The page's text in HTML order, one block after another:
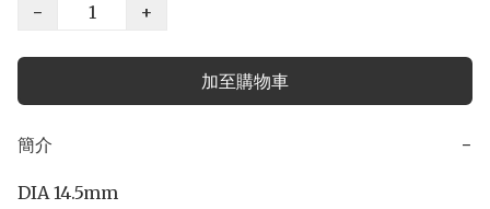
−
+
加至購物車
簡介 −
DIA 14.5mm